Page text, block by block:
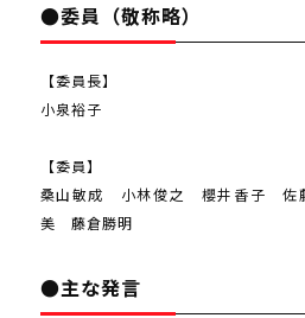
●委員（敬称略）
【委員長】
小泉裕子
【委員】
桑山敏成 小林俊之 櫻井香子 佐
美 藤倉勝明
●主な発言